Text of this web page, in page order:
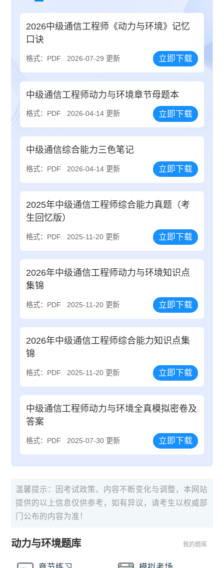
2026中级通信工程师《动力与环境》记忆
口诀
格式：PDF 2026-07-29 更新 立即下载
中级通信工程师动力与环境章节母题本
格式：PDF 2026-04-14 更新 立即下载
中级通信综合能力三色笔记
格式：PDF 2026-04-14 更新 立即下载
2025年中级通信工程师综合能力真题（考
生回忆版）
格式：PDF 2025-11-20 更新 立即下载
2026年中级通信工程师动力与环境知识点
集锦
格式：PDF 2025-11-20 更新 立即下载
2026年中级通信工程师综合能力知识点集
锦
格式：PDF 2025-11-20 更新 立即下载
中级通信工程师动力与环境全真模拟密卷及
答案
格式：PDF 2025-07-30 更新 立即下载
温馨提示：因考试政策、内容不断变化与调整，本网站
提供的以上信息仅供参考，如有异议，请考生以权威部
门公布的内容为准！
动力与环境题库 我的题库